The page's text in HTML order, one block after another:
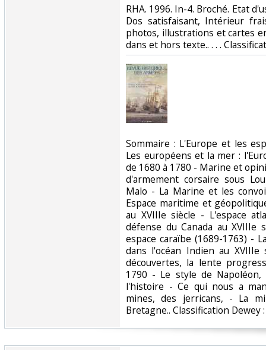
‎RHA. 1996. In-4. Broché. Etat
Dos satisfaisant, Intérieur
photos, illustrations et cartes
dans et hors texte.. . . .
‎Sommaire : L'Europe et les
Les européens et la mer :
de 1680 à 1780 - Marine et
d'armement corsaire sous
Malo - La Marine et les
Espace maritime et
au XVIIIe siècle - L'espace
défense du Canada au
espace caraïbe (1689-1763) -
dans l'océan Indien au
découvertes, la lente
1790 - Le style de
l'histoire - Ce qui nous a
mines, des jerricans, - La
Bretagne.. Classification Dewey